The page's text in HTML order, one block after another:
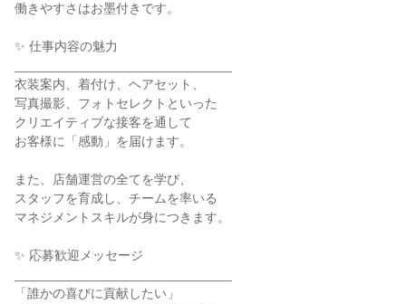
働きやすさはお墨付きです。
✨ 仕事内容の魅力
衣装案内、着付け、ヘアセット、
写真撮影、フォトセレクトといった
クリエイティブな接客を通して
お客様に「感動」を届けます。
また、店舗運営の全てを学び、
スタッフを育成し、チームを率いる
マネジメントスキルが身につきます。
✨ 応募歓迎メッセージ
「誰かの喜びに貢献したい」